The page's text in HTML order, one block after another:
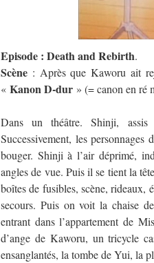
Episode : Death and Rebirth.
Scène : Après que Kaworu ait
« Kanon D-dur » (= canon en ré
Dans un théâtre. Shinji, assis
Successivement, les
bouger. Shinji à l’air déprimé,
angles de vue. Puis il se tient la
boîtes de fusibles, scène, rideaux,
secours. Puis on voit la chaise
entrant dans l’appartement de
d’ange de Kaworu, un tricycle
ensanglantés, la tombe de Yui, la